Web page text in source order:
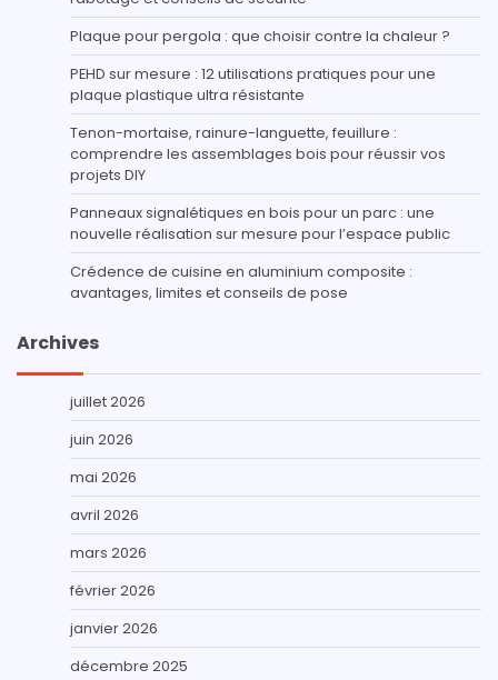
Plaque pour pergola : que choisir contre la chaleur ?
PEHD sur mesure : 12 utilisations pratiques pour une
plaque plastique ultra résistante
Tenon-mortaise, rainure-languette, feuillure :
comprendre les assemblages bois pour réussir vos
projets DIY
Panneaux signalétiques en bois pour un parc : une
nouvelle réalisation sur mesure pour l’espace public
Crédence de cuisine en aluminium composite :
avantages, limites et conseils de pose
Archives
juillet 2026
juin 2026
mai 2026
avril 2026
mars 2026
février 2026
janvier 2026
décembre 2025